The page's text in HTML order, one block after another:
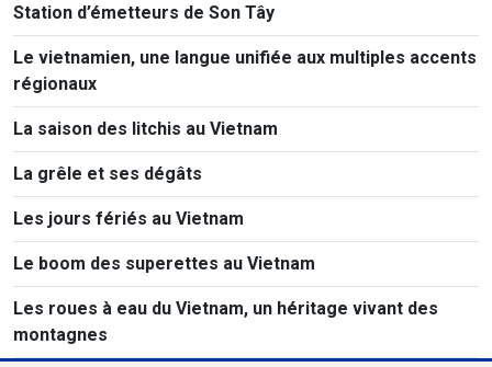
Station d’émetteurs de Son Tây
Le vietnamien, une langue unifiée aux multiples accents
régionaux
La saison des litchis au Vietnam
La grêle et ses dégâts
Les jours fériés au Vietnam
Le boom des superettes au Vietnam
Les roues à eau du Vietnam, un héritage vivant des
montagnes